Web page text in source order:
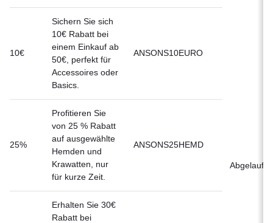
10€
Sichern Sie sich
10€ Rabatt bei
einem Einkauf ab
50€, perfekt für
Accessoires oder
Basics.
ANSONS10EURO
25%
Profitieren Sie
von 25 % Rabatt
auf ausgewählte
Hemden und
Krawatten, nur
für kurze Zeit.
ANSONS25HEMD
Erhalten Sie 30€
Rabatt bei